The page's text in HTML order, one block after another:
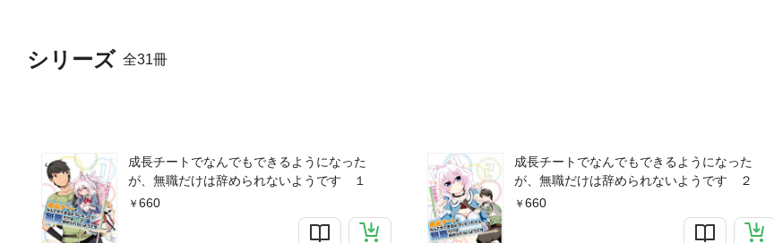
シリーズ 全31冊
成長チートでなんでもできるようになった
が、無職だけは辞められないようです １
660
成長チートでなんでもできるようになった
が、無職だけは辞められないようです ２
660